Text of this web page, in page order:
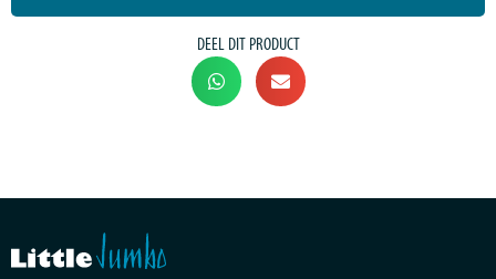
DEEL DIT PRODUCT